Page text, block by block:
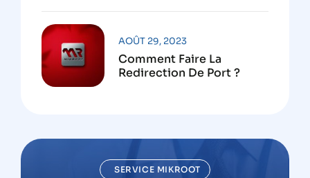
Nouveau Système VPN
Comment Faire La
Redirection De Port ?
AOÛT 29, 2023
SERVICE MIKROOT